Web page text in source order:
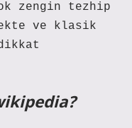
zengin tezhip
ve klasik